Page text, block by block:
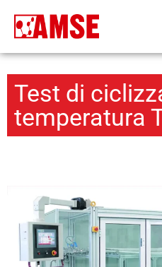
Test di
temperatura